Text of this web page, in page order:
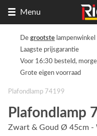
Menu
De grootste lampenwinkel
Laagste prijsgarantie
Voor 16:30 besteld,
Grote eigen voorraad
Plafondlamp 74199
Plafondlamp
Zwart & Goud Ø 45cm -